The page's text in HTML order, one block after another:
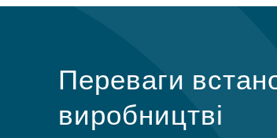
Переваги
виробництві